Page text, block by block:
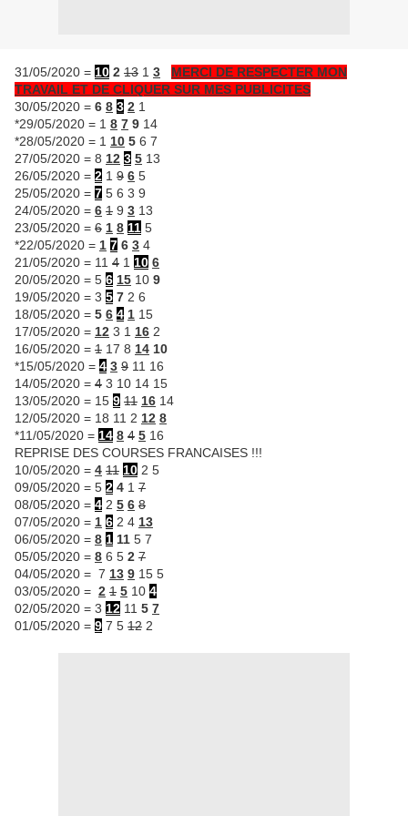
31/05/2020 = 10 2 13 1 3
MERCI DE RESPECTER MON
TRAVAIL ET DE CLIQUER SUR MES PUBLICITES
30/05/2020 = 6 8 3 2 1
*29/05/2020 = 1 8 7 9 14
*28/05/2020 = 1 10 5 6 7
27/05/2020 = 8 12 3 5 13
26/05/2020 = 2 1 9 6 5
25/05/2020 = 7 5 6 3 9
24/05/2020 = 6 1 9 3 13
23/05/2020 = 6 1 8 11 5
*22/05/2020 = 1 7 6 3 4
21/05/2020 = 11 4 1 10 6
20/05/2020 = 5 6 15 10 9
19/05/2020 = 3 5 7 2 6
18/05/2020 = 5 6 4 1 15
17/05/2020 = 12 3 1 16 2
16/05/2020 = 1 17 8 14 10
*15/05/2020 = 4 3 9 11 16
14/05/2020 = 4 3 10 14 15
13/05/2020 = 15 9 11 16 14
12/05/2020 = 18 11 2 12 8
*11/05/2020 = 14 8 4 5 16
REPRISE DES COURSES FRANCAISES !!!
10/05/2020 = 4 11 10 2 5
09/05/2020 = 5 2 4 1 7
08/05/2020 = 4 2 5 6 8
07/05/2020 = 1 6 2 4 13
06/05/2020 = 8 1 11 5 7
05/05/2020 = 8 6 5 2 7
04/05/2020 = 7 13 9 15 5
03/05/2020 = 2 1 5 10 4
02/05/2020 = 3 12 11 5 7
01/05/2020 = 9 7 5 12 2